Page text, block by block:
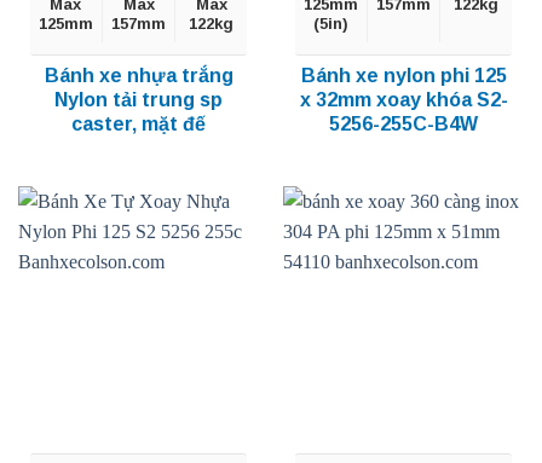
Max
125mm
Max
157mm
Max
122kg
Bánh xe nhựa trắng
Nylon tải trung sp
caster, mặt đế
125mm
(5in)
157mm 122kg
Bánh xe nylon phi 125
x 32mm xoay khóa S2-
5256-255C-B4W